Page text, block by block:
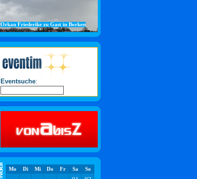
Orkan Friederike zu Gast in Borken
Eventsuche:
Mo Di Mi Do Fr Sa So